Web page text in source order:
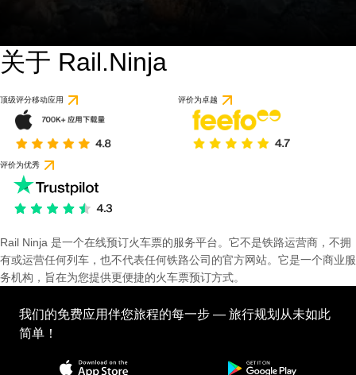
关于 Rail.Ninja
顶级评分移动应用 评价为卓越
评价为优秀
Rail Ninja 是一个在线预订火车票的服务平台。它不是铁路运营商，不拥
有或运营任何列车，也不代表任何铁路公司的官方网站。它是一个商业服
务机构，旨在为您提供更便捷的火车票预订方式。
我们的免费应用伴您旅程的每一步 — 旅行规划从未如此
简单！